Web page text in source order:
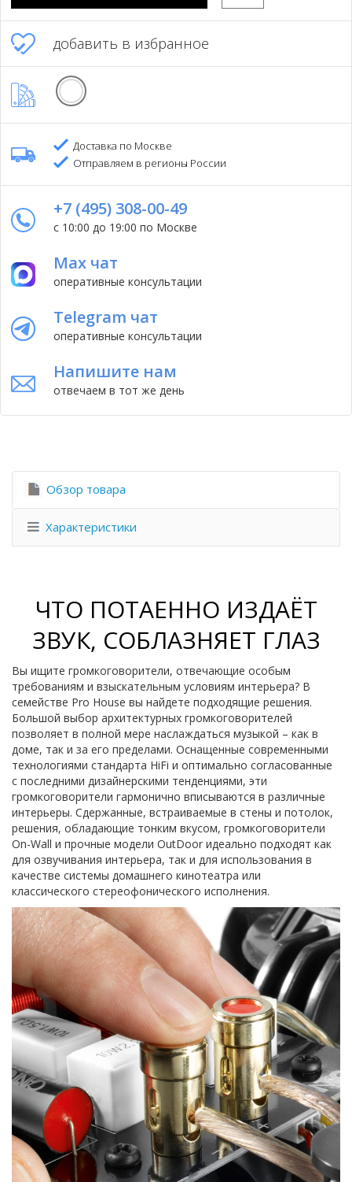
добавить в избранное
Доставка по Москве
Отправляем в регионы России
+7 (495) 308-00-49
с 10:00 до 19:00 по Москве
Max чат
оперативные консультации
Telegram чат
оперативные консультации
Напишите нам
отвечаем в тот же день
Обзор товара
Характеристики
ЧТО ПОТАЕННО ИЗДАЁТ
ЗВУК, СОБЛАЗНЯЕТ ГЛАЗ
Вы ищите громкоговорители, отвечающие особым
требованиям и взыскательным условиям интерьера? В
семействе Pro House вы найдете подходящие решения.
Большой выбор архитектурных громкоговорителей
позволяет в полной мере наслаждаться музыкой – как в
доме, так и за его пределами. Оснащенные современными
технологиями стандарта HiFi и оптимально согласованные
с последними дизайнерскими тенденциями, эти
громкоговорители гармонично вписываются в различные
интерьеры. Сдержанные, встраиваемые в стены и потолок,
решения, обладающие тонким вкусом, громкоговорители
On-Wall и прочные модели OutDoor идеально подходят как
для озвучивания интерьера, так и для использования в
качестве системы домашнего кинотеатра или
классического стереофонического исполнения.